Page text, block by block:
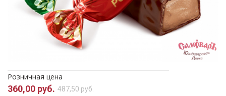
Розничная цена
360,00 руб. 487,50 руб.